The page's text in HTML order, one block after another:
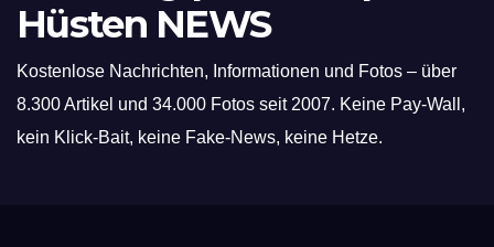
Hüsten NEWS
Kostenlose Nachrichten, Informationen und Fotos – über
8.300 Artikel und 34.000 Fotos seit 2007. Keine Pay-Wall,
kein Klick-Bait, keine Fake-News, keine Hetze.